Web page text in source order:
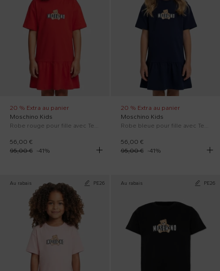
20 % Extra au panier
Moschino Kids
56,00 €
95,00 € -41%
20 % Extra au panier
Moschino Kids
56,00 €
95,00 €
-41%
Au rabais PE26 Au rabais PE26